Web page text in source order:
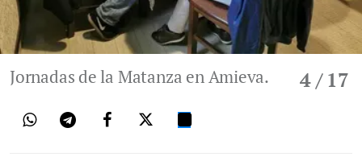
4/ 17
Jornadas de la Matanza en Amieva.